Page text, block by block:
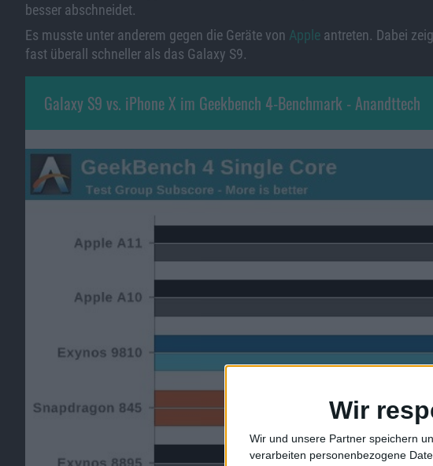
Wir
Wir und unsere Partner speichern
verarbeiten personenbezogene
besser abschneidet.
Es musste unter anderem gegen die Geräte von Apple antreten. Dabei
fast überall schneller als das Galaxy S9.
Galaxy S9 vs. iPhone X im Geekbench 4-Benchmark - Anandttech